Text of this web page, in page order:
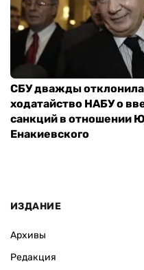
СБУ дважды отклонила
ходатайство НАБУ о
санкций в отношении
Енакиевского
ИЗДАНИЕ
Архивы
Редакция